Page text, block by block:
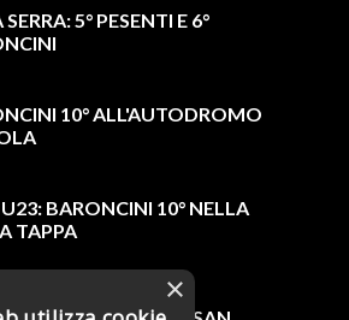
SERRA: 5° PESENTI E 6°
10° ALL'AUTODROMO
BARONCINI 10° NELLA
TAPPA
×